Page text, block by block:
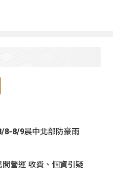
8-8/9晨中北部防豪雨
營運 收費、個資引疑